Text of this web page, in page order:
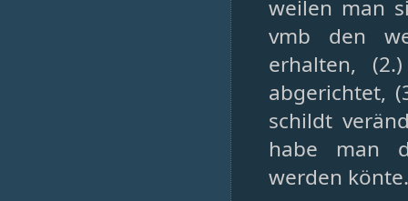
weilen man
vmb den
erhalten,
abgerichtet,
schildt
habe man
werden